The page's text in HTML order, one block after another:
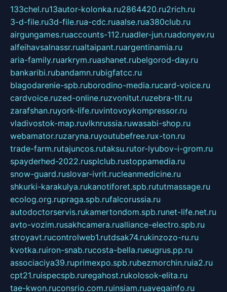
133chel.ru13autor-kolonka.ru2864420.ru2rich.ru
3-d-file.ru3d-file.rua-cdc.ruaalse.rua380club.ru
airgungames.ruaccounts-112.ruadler-jun.ruadonyev.ru
alfeihavsalnassr.rualtaipant.ruargentinamia.ru
aria-family.ruarkrym.ruashanet.rubelgorod-day.ru
bankaribi.rubandamn.rubigfatcc.ru
blagodarenie-spb.ruborodino-media.rucard-voice.ru
cardvoice.ruzed-online.ruzvonitut.ruzebra-tlt.ru
zarafshan.ruyork-life.ruvintovoykompressor.ru
vladivostok-map.ruvlknrussia.ruwasabi-shop.ru
webamator.ruzaryna.ruyoutubefree.rux-ton.ru
trade-farm.rutajuncos.rutaksu.rutor-lyubov-i-grom.ru
spayderhed-2022.rusplclub.rustoppamedia.ru
snow-guard.ruslovar-ivrit.rucleanmedicine.ru
shkurki-karakulya.rukanotiforet.spb.rututmassage.ru
ecolog.org.rupraga.spb.rufalcorussia.ru
autodoctorservis.rukamertondom.spb.runet-life.net.ru
avto-vozim.rusakhcamera.rualliance-electro.spb.ru
stroyavt.rucontrolweb1.rutdsak74.rukinzozo-ru.ru
kvotka.ruiron-snab.rucosta-bella.rueugrus.pp.ru
associaciya39.ruprimexpo.spb.rubezmorchin.ruia2.ru
cpt21.ruispecspb.ruregahost.rukolosok-elita.ru
tae-kwon.ruconsrio.com.ruinsiam.ruavegainfo.ru